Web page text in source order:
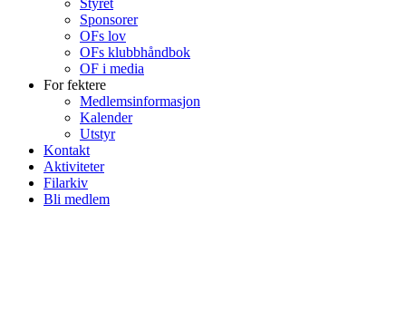
Sponsorer
OFs lov
OFs klubbhåndbok
OF i media
For fektere
Medlemsinformasjon
Kalender
Utstyr
Kontakt
Aktiviteter
Filarkiv
Bli medlem